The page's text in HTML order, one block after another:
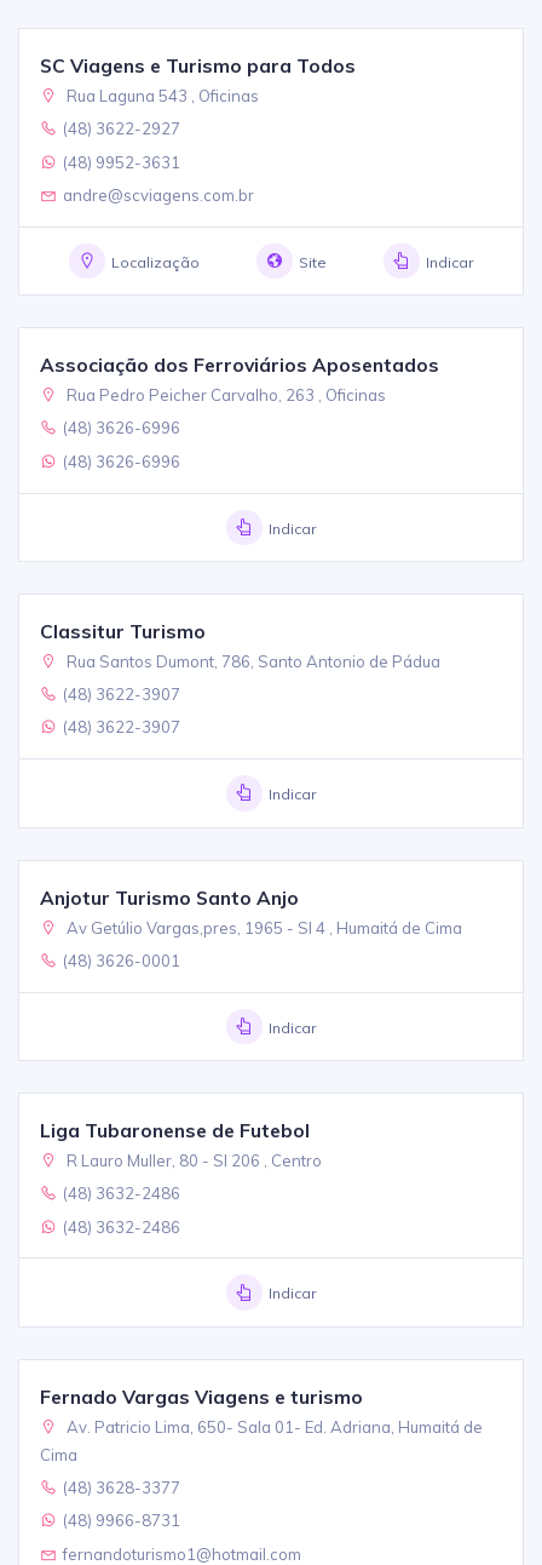
SC Viagens e Turismo para Todos
Rua Laguna 543 , Oficinas
(48) 3622-2927
(48) 9952-3631
andre@scviagens.com.br
Localização Site Indicar
Associação dos Ferroviários Aposentados
Rua Pedro Peicher Carvalho, 263 , Oficinas
(48) 3626-6996
(48) 3626-6996
Indicar
Classitur Turismo
Rua Santos Dumont, 786, Santo Antonio de Pádua
(48) 3622-3907
(48) 3622-3907
Indicar
Anjotur Turismo Santo Anjo
Av Getúlio Vargas,pres, 1965 - Sl 4 , Humaitá de Cima
(48) 3626-0001
Indicar
Liga Tubaronense de Futebol
R Lauro Muller, 80 - Sl 206 , Centro
(48) 3632-2486
(48) 3632-2486
Indicar
Fernado Vargas Viagens e turismo
Av. Patricio Lima, 650- Sala 01- Ed. Adriana, Humaitá de
Cima
(48) 3628-3377
(48) 9966-8731
fernandoturismo1@hotmail.com